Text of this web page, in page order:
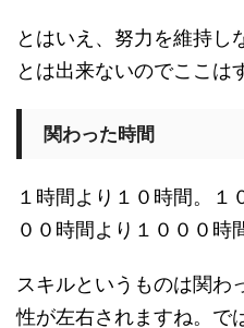
とはいえ、努力を維持し
とは出来ないのでここは
関わった時間
１時間より１０時間。１
００時間より１０００時
スキルというものは関わ
性が左右されますね。で